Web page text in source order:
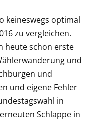
keineswegs optimal
zu vergleichen.
heute schon erste
und
und
und eigene Fehler
in
Schlappe in